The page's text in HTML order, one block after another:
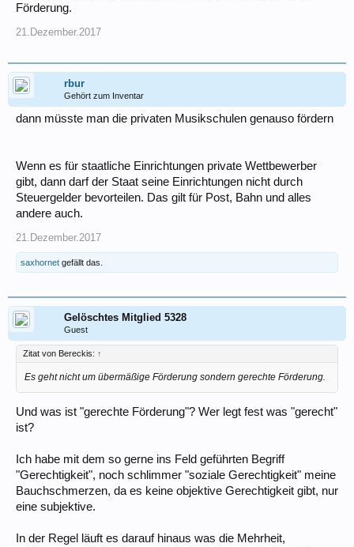
Förderung.
21.Dezember.2017
rbur
Gehört zum Inventar
dann müsste man die privaten Musikschulen genauso fördern
Wenn es für staatliche Einrichtungen private Wettbewerber
gibt, dann darf der Staat seine Einrichtungen nicht durch
Steuergelder bevorteilen. Das gilt für Post, Bahn und alles
andere auch.
21.Dezember.2017
saxhornet gefällt das.
Gelöschtes Mitglied 5328
Guest
Zitat von Bereckis: ↑
Es geht nicht um übermäßige Förderung sondern gerechte Förderung.
Und was ist "gerechte Förderung"? Wer legt fest was "gerecht"
ist?
Ich habe mit dem so gerne ins Feld geführten Begriff
"Gerechtigkeit", noch schlimmer "soziale Gerechtigkeit" meine
Bauchschmerzen, da es keine objektive Gerechtigkeit gibt, nur
eine subjektive.
In der Regel läuft es darauf hinaus was die Mehrheit,